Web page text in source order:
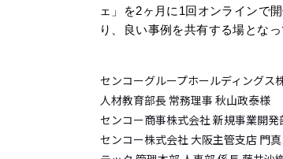
ェ」を2ヶ月に1回オンラインで
り、良い事例を共有する場となっ
センコーグループホールディングス
人材教育部長 常務理事 秋山政泰様
センコー商事株式会社 新規事業開
センコー株式会社 大阪主管支店 門